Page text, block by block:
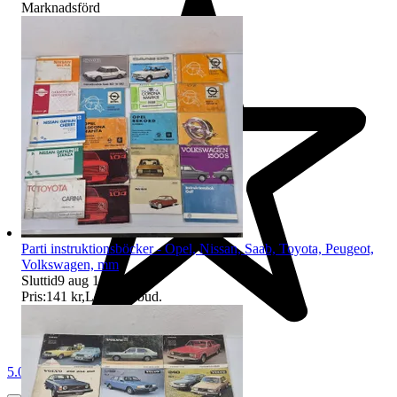
5.0
Marknadsförd
Parti instruktionsböcker - Opel, Nissan, Saab, Toyota, Peugeot,
Volkswagen, mm
Sluttid9 aug 18:03
Pris:141 kr,Ledande bud.